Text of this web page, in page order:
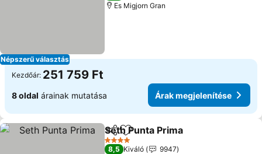
Népszerű választás
Es Migjorn Gran
Kezdőár: 251 759 Ft
8 oldal árainak mutatása Árak megjelenítése
Megosztás
Hozzáadás a kedvencekhez
Seth Punta Prima
4 Kategória
8,5 Kiváló
9947